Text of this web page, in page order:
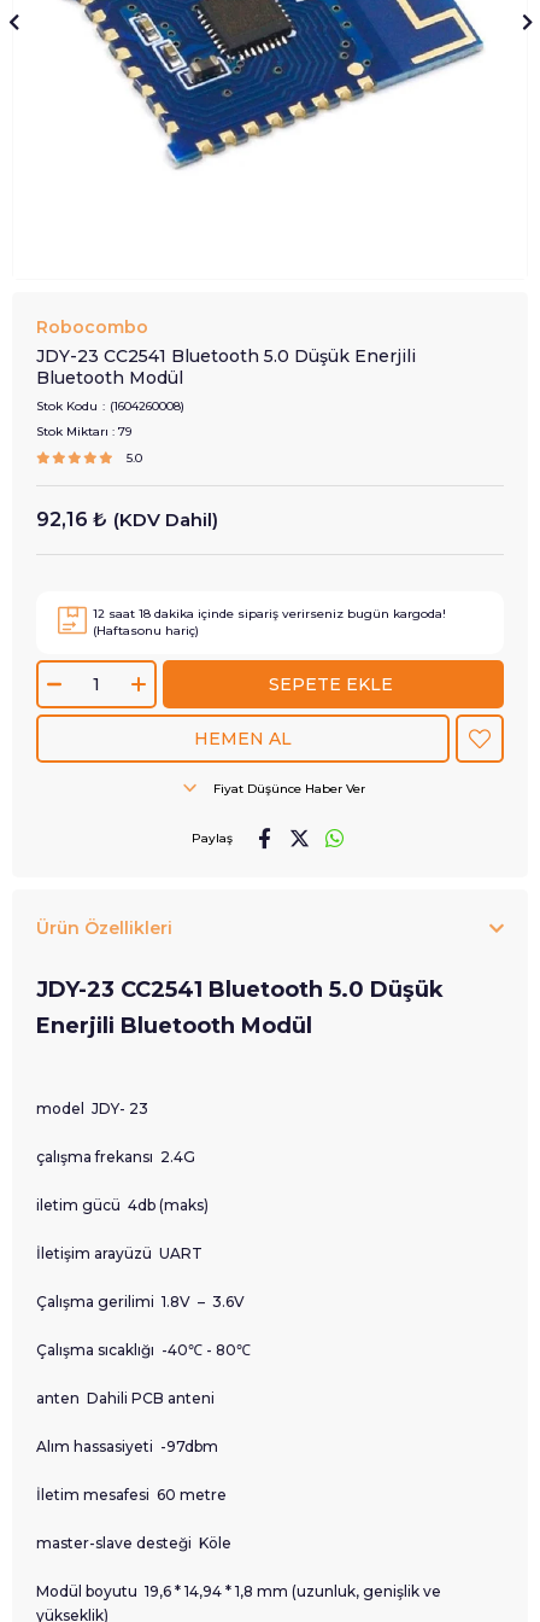
Robocombo
JDY-23 CC2541 Bluetooth 5.0 Düşük Enerjili
Bluetooth Modül
Stok Kodu
(1604260008)
Stok Miktarı : 79
5.0
92,16 ₺ (KDV Dahil)
12 saat 18 dakika içinde sipariş verirseniz bugün kargoda!
(Haftasonu hariç)
Fiyat Düşünce Haber Ver
Paylaş
Ürün Özellikleri
JDY-23 CC2541 Bluetooth 5.0 Düşük
Enerjili Bluetooth Modül
model JDY- 23
çalışma frekansı 2.4G
iletim gücü 4db (maks)
İletişim arayüzü UART
Çalışma gerilimi 1.8V – 3.6V
Çalışma sıcaklığı -40℃ - 80℃
anten Dahili PCB anteni
Alım hassasiyeti -97dbm
İletim mesafesi 60 metre
master-slave desteği Köle
Modül boyutu 19,6 * 14,94 * 1,8 mm (uzunluk, genişlik ve
yükseklik)